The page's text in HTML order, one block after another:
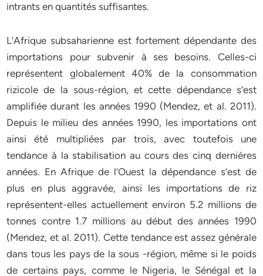
intrants en quantités suffisantes.
L’Afrique subsaharienne est fortement dépendante des
importations pour subvenir à ses besoins. Celles-ci
représentent globalement 40% de la consommation
rizicole de la sous-région, et cette dépendance s’est
amplifiée durant les années 1990 (Mendez, et al. 2011).
Depuis le milieu des années 1990, les importations ont
ainsi été multipliées par trois, avec toutefois une
tendance à la stabilisation au cours des cinq dernières
années. En Afrique de l’Ouest la dépendance s’est de
plus en plus aggravée, ainsi les importations de riz
représentent-elles actuellement environ 5.2 millions de
tonnes contre 1.7 millions au début des années 1990
(Mendez, et al. 2011). Cette tendance est assez générale
dans tous les pays de la sous -région, même si le poids
de certains pays, comme le Nigeria, le Sénégal et la